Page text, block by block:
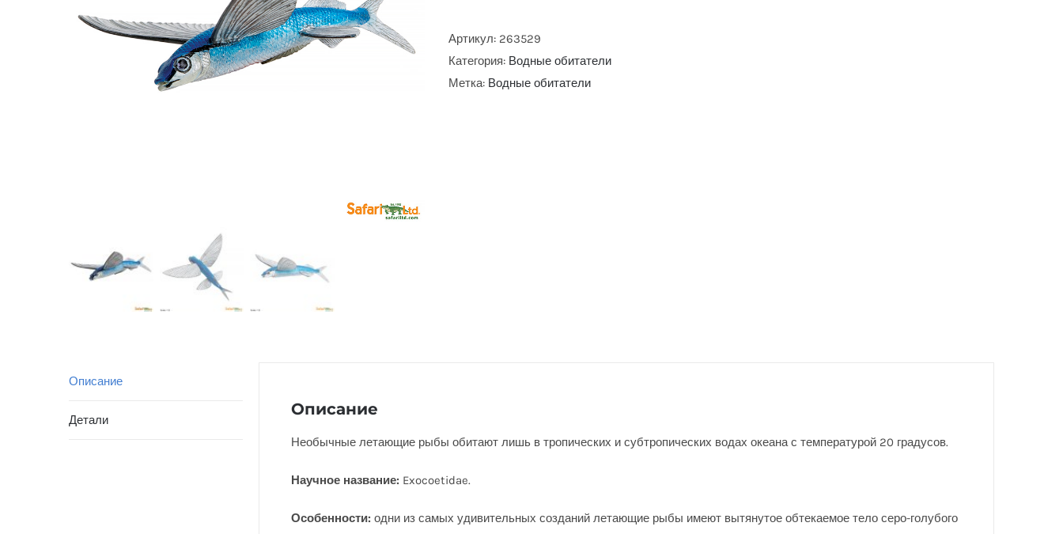
Артикул: 263529
Категория: Водные обитатели
Метка: Водные обитатели
Описание
Детали
Описание
Необычные летающие рыбы обитают лишь в тропических и субтропических водах океана с температурой 20 градусов.
Научное название: Exocoetidae.
Особенности: одни из самых удивительных созданий летающие рыбы имеют вытянутое обтекаемое тело серо-голубого